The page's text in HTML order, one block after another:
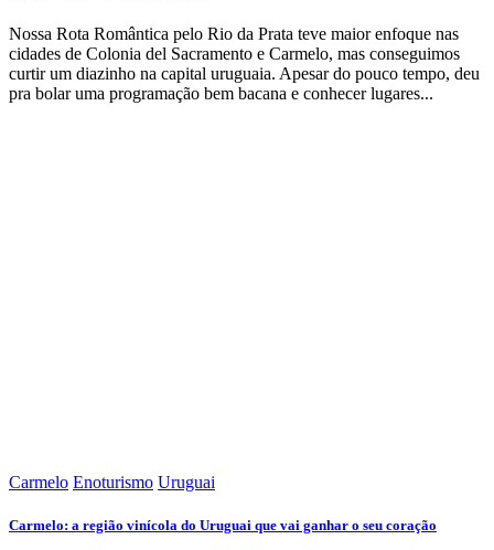
Nossa Rota Romântica pelo Rio da Prata teve maior enfoque nas
cidades de Colonia del Sacramento e Carmelo, mas conseguimos
curtir um diazinho na capital uruguaia. Apesar do pouco tempo, deu
pra bolar uma programação bem bacana e conhecer lugares...
Carmelo Enoturismo Uruguai
Carmelo: a região vinícola do Uruguai que vai ganhar o seu coração